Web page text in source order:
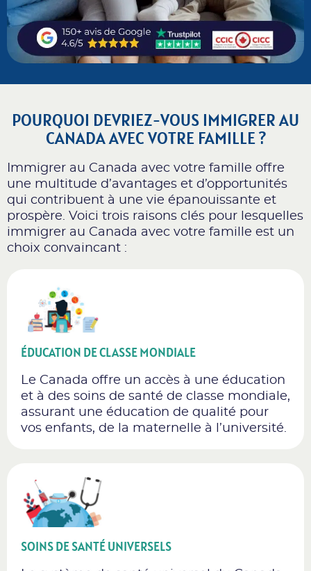
POURQUOI DEVRIEZ-VOUS IMMIGRER AU
CANADA AVEC VOTRE FAMILLE ?
Immigrer au Canada avec votre famille offre
une multitude d’avantages et d’opportunités
qui contribuent à une vie épanouissante et
prospère. Voici trois raisons clés pour lesquelles
immigrer au Canada avec votre famille est un
choix convaincant :
ÉDUCATION DE CLASSE MONDIALE
Le Canada offre un accès à une éducation
et à des soins de santé de classe mondiale,
assurant une éducation de qualité pour
vos enfants, de la maternelle à l’université.
SOINS DE SANTÉ UNIVERSELS